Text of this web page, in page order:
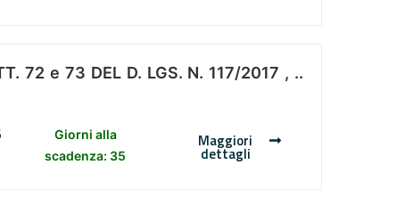
72 e 73 DEL D. LGS. N. 117/2017 , ..
Giorni alla
scadenza: 35
Maggiori
dettagli